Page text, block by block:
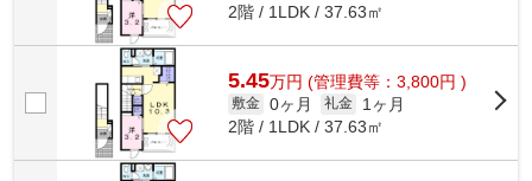
2階 / 1LDK / 37.63㎡
5.45万円 (管理費等：3,800円 )
敷金 0ヶ月 礼金
1ヶ月
2階 / 1LDK / 37.63㎡